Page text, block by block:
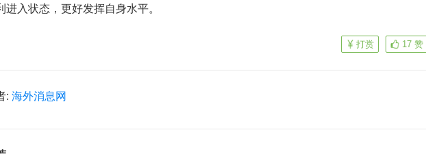
进入状态，更好发挥自身水平。
17 赞
打赏
: 海外消息网